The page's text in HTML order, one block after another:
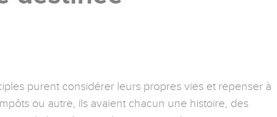
purent considérer leurs propres vies et repenser à
ou autre, ils avaient chacun une histoire, des